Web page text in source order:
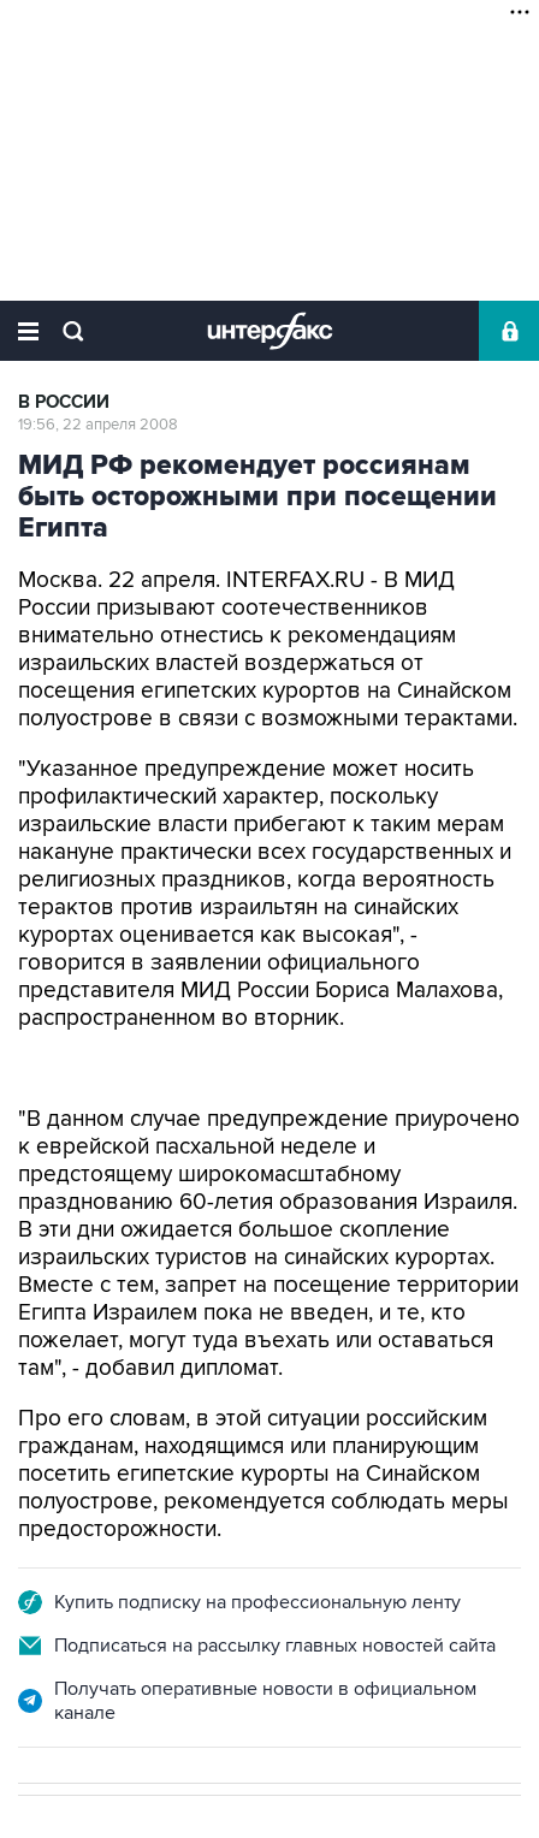
В РОССИИ
19:56, 22 апреля 2008
МИД РФ рекомендует россиянам
быть осторожными при посещении
Египта
Москва. 22 апреля. INTERFAX.RU - В МИД
России призывают соотечественников
внимательно отнестись к рекомендациям
израильских властей воздержаться от
посещения египетских курортов на Синайском
полуострове в связи с возможными терактами.
"Указанное предупреждение может носить
профилактический характер, поскольку
израильские власти прибегают к таким мерам
накануне практически всех государственных и
религиозных праздников, когда вероятность
терактов против израильтян на синайских
курортах оценивается как высокая", -
говорится в заявлении официального
представителя МИД России Бориса Малахова,
распространенном во вторник.
предстоящему широкомасштабному
празднованию 60-летия образования Израиля.
В эти дни ожидается большое скопление
израильских туристов на синайских курортах.
Вместе с тем, запрет на посещение территории
Египта Израилем пока не введен, и те, кто
пожелает, могут туда въехать или оставаться
там", - добавил дипломат.
Про его словам, в этой ситуации российским
посетить египетские курорты на Синайском
полуострове, рекомендуется соблюдать меры
предосторожности.
Подписаться на рассылку главных новостей сайта
Получать оперативные новости в официальном